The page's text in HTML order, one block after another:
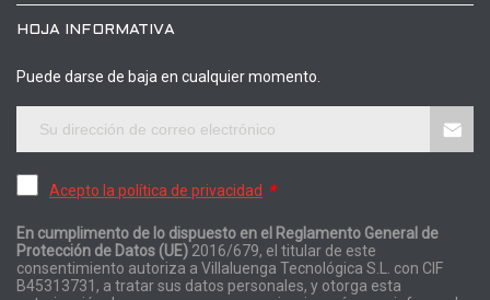
HOJA INFORMATIVA
Puede darse de baja en cualquier momento.
Acepto la política de privacidad *
En cumplimento de lo dispuesto en el Reglamento General de
Protección de Datos (UE) 2016/679, el titular de este
consentimiento autoriza a Villaluenga Tecnológica S.L. con CIF
B45313731, a tratar sus datos personales, y otorga esta